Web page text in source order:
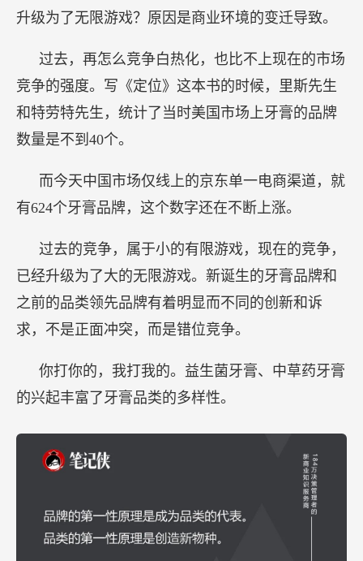
升级为了无限游戏？原因是商业环境的变迁导致。
过去，再怎么竞争白热化，也比不上现在的市场
竞争的强度。写《定位》这本书的时候，里斯先生
和特劳特先生，统计了当时美国市场上牙膏的品牌
数量是不到40个。
而今天中国市场仅线上的京东单一电商渠道，就
有624个牙膏品牌，这个数字还在不断上涨。
过去的竞争，属于小的有限游戏，现在的竞争，
已经升级为了大的无限游戏。新诞生的牙膏品牌和
之前的品类领先品牌有着明显而不同的创新和诉
求，不是正面冲突，而是错位竞争。
你打你的，我打我的。益生菌牙膏、中草药牙膏
的兴起丰富了牙膏品类的多样性。